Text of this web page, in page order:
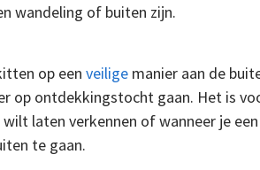
wandeling of buiten zijn.
op een veilige manier aan de
op ontdekkingstocht gaan. Het is
laten verkennen of wanneer je
te gaan.